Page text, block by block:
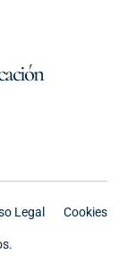
Legal Cookies